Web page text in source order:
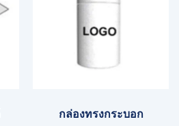
กล่องทรงกระบอก